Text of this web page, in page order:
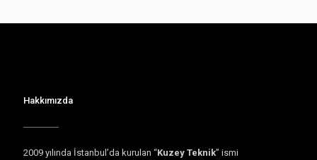
Hakkımızda
2009 yılında İstanbul’da kurulan “Kuzey Teknik” ismi